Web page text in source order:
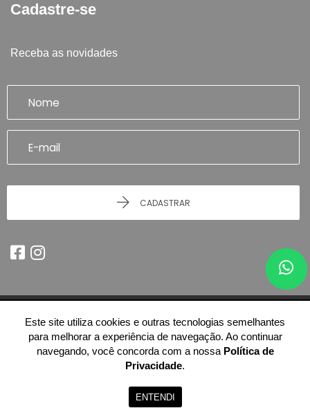
Cadastre-se
Receba as novidades
CADASTRAR
© 2026 - Imobiliária Artefatto Imóveis - Franca/SP -51.614.978/0001-84
-Todos os Direitos Reservados.
Este site utiliza cookies e outras tecnologias semelhantes
para melhorar a experiência de navegação. Ao continuar
navegando, você concorda com a nossa Política de
Privacidade.
ENTENDI